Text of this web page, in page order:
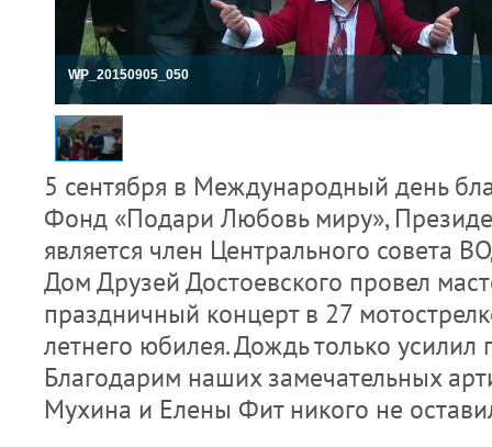
WP_20150905_050
5 сентября в Международный день
Фонд «Подари Любовь миру»,
является член Центрального совета
Дом Друзей Достоевского провел
праздничный концерт в 27
летнего юбилея. Дождь только
Благодарим наших замечательных
Мухина и Елены Фит никого не